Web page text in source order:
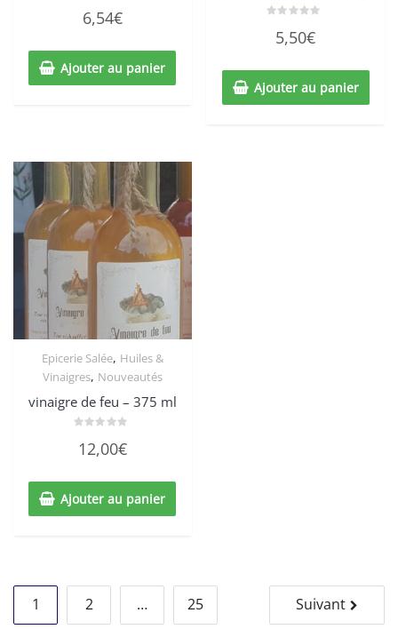
sur
6,54€
Ajouter au panier
sur
5,50€
Ajouter au panier
Epicerie Salée, Huiles &
Vinaigres, Nouveautés
vinaigre de feu – 375 ml
0
sur
12,00€
Ajouter au panier
Navigation
1 2 … 25 Suivant